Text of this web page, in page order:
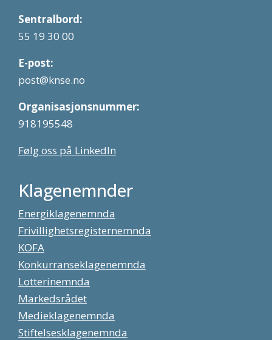
Sentralbord:
55 19 30 00
E-post:
post@knse.no
Organisasjonsnummer:
918195548
Følg oss på LinkedIn
Klagenemnder
Energiklagenemnda
Frivillighetsregisternemnda
KOFA
Konkurranseklagenemnda
Lotterinemnda
Markedsrådet
Medieklagenemnda
Stiftelsesklagenemnda